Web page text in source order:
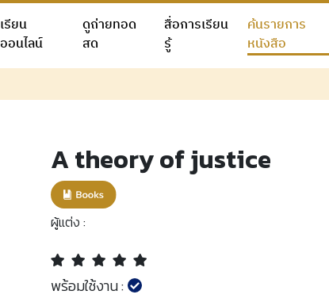
เรียน
ออนไลน์
ดูถ่ายทอด
สด
สื่อการเรียน
รู้
ค้นรายการ
หนังสือ
A theory of justice
ผู้แต่ง :
พร้อมใช้งาน :